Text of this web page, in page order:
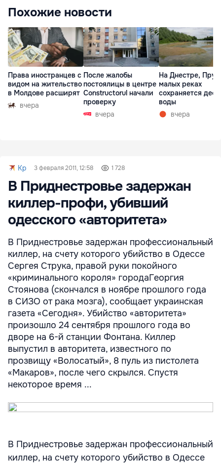
Похожие новости
Права иностранцев с
видом на жительство
в Молдове расширят
вчера
После жалобы
постоялицы в центре
Constructorul начали
проверку
вчера
На Днестре,
малых реках
сохраняется
воды
вчера
Kp 3 февраля 2011, 12:58 1 728
В Приднестровье задержан
киллер-профи, убивший
одесского «авторитета»
В Приднестровье задержан профессиональный
киллер, на счету которого убийство в Одессе
Сергея Струка, правой руки покойного
«криминального короля» городаГеоргия
Стоянова (скончался в ноябре прошлого года
в СИЗО от рака мозга), сообщает украинская
газета «Сегодня». Убийство «авторитета»
произошло 24 сентября прошлого года во
дворе на 6-й станции Фонтана. Киллер
выпустил в авторитета, известного по
прозвищу «Волосатый», 8 пуль из пистолета
«Макаров», после чего скрылся. Спустя
некоторое время ...
В Приднестровье задержан профессиональный
киллер, на счету которого убийство в Одессе